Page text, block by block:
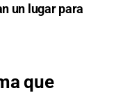
un lugar para
que